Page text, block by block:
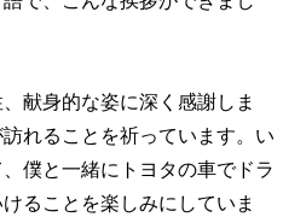
献身的な姿に深く感謝しま
れることを祈っています。い
僕と一緒にトヨタの車でドラ
ることを楽しみにしていま